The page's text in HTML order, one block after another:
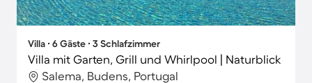
Villa ∙ 6 Gäste ∙ 3 Schlafzimmer
Villa mit Garten, Grill und Whirlpool | Naturblick
Salema, Budens, Portugal